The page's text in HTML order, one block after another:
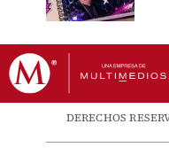
DERECHOS